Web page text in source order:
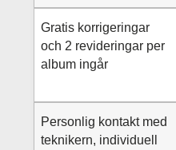
Gratis korrigeringar
och 2 revideringar per
album ingår
Personlig kontakt med
teknikern, individuell